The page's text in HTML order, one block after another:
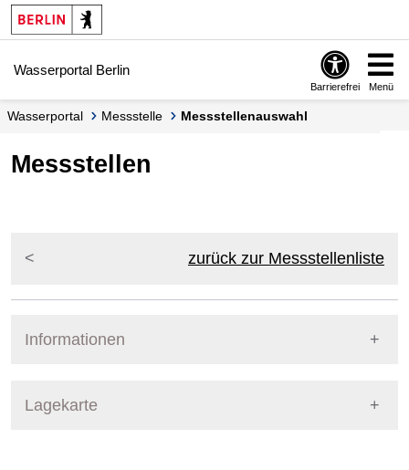
Springe zur Navigation
Springe zum Inhalt
Wasserportal Berlin
Barrierefrei Menü
Wasserportal Messstelle Messstellenauswahl
Messstellen
zurück zur Messstellenliste
Informationen
Lagekarte